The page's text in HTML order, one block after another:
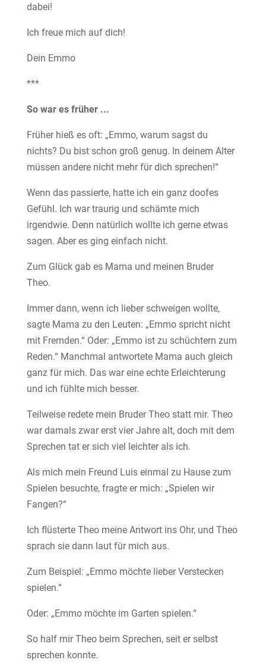
dabei!
Ich freue mich auf dich!
Dein Emmo
***
So war es früher ...
Früher hieß es oft: „Emmo, warum sagst du
nichts? Du bist schon groß genug. In deinem Alter
müssen andere nicht mehr für dich sprechen!“
Wenn das passierte, hatte ich ein ganz doofes
Gefühl. Ich war traurig und schämte mich
irgendwie. Denn natürlich wollte ich gerne etwas
sagen. Aber es ging einfach nicht.
Zum Glück gab es Mama und meinen Bruder
Theo.
Immer dann, wenn ich lieber schweigen wollte,
sagte Mama zu den Leuten: „Emmo spricht nicht
mit Fremden.“ Oder: „Emmo ist zu schüchtern zum
Reden.“ Manchmal antwortete Mama auch gleich
ganz für mich. Das war eine echte Erleichterung
und ich fühlte mich besser.
Teilweise redete mein Bruder Theo statt mir. Theo
war damals zwar erst vier Jahre alt, doch mit dem
Sprechen tat er sich viel leichter als ich.
Als mich mein Freund Luis einmal zu Hause zum
Spielen besuchte, fragte er mich: „Spielen wir
Fangen?“
Ich flüsterte Theo meine Antwort ins Ohr, und Theo
sprach sie dann laut für mich aus.
Zum Beispiel: „Emmo möchte lieber Verstecken
spielen.“
Oder: „Emmo möchte im Garten spielen.“
So half mir Theo beim Sprechen, seit er selbst
sprechen konnte.